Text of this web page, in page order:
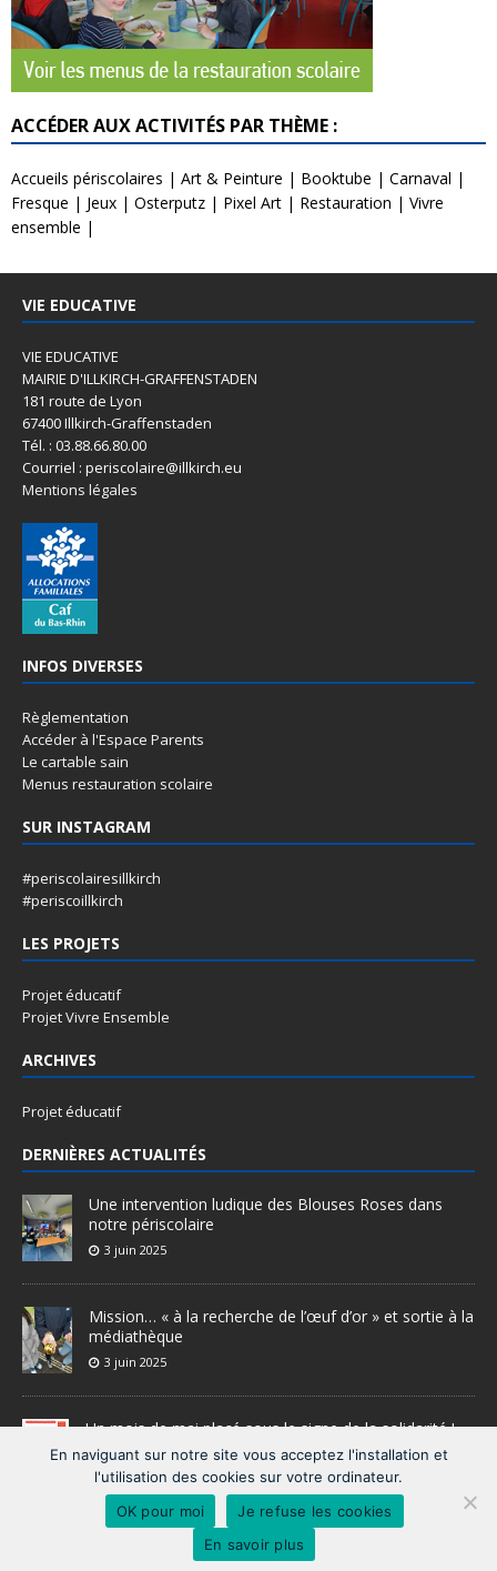
ACCÉDER AUX ACTIVITÉS PAR THÈME :
Accueils périscolaires | Art & Peinture | Booktube | Carnaval |
Fresque | Jeux | Osterputz | Pixel Art | Restauration | Vivre
ensemble |
VIE EDUCATIVE
VIE EDUCATIVE
MAIRIE D'ILLKIRCH-GRAFFENSTADEN
181 route de Lyon
67400 Illkirch-Graffenstaden
Tél. : 03.88.66.80.00
Courriel : periscolaire@illkirch.eu
Mentions légales
INFOS DIVERSES
Règlementation
Accéder à l'Espace Parents
Le cartable sain
Menus restauration scolaire
SUR INSTAGRAM
#periscolairesillkirch
#periscoillkirch
LES PROJETS
Projet éducatif
Projet Vivre Ensemble
ARCHIVES
Projet éducatif
DERNIÈRES ACTUALITÉS
Une intervention ludique des Blouses Roses dans
notre périscolaire
3 juin 2025
Mission… « à la recherche de l’œuf d’or » et sortie à la
médiathèque
3 juin 2025
Un mois de mai placé sous le signe de la solidarité !
28 mai 2025
Copyright © 2026 | Illkirch-Graffenstaden
En naviguant sur notre site vous acceptez l'installation et
l'utilisation des cookies sur votre ordinateur.
OK pour moi
Je refuse les cookies
En savoir plus